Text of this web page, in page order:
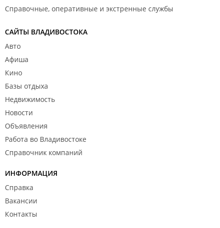
Справочные, оперативные и экстренные службы
САЙТЫ ВЛАДИВОСТОКА
Авто
Афиша
Кино
Базы отдыха
Недвижимость
Новости
Объявления
Работа во Владивостоке
Справочник компаний
ИНФОРМАЦИЯ
Справка
Вакансии
Контакты